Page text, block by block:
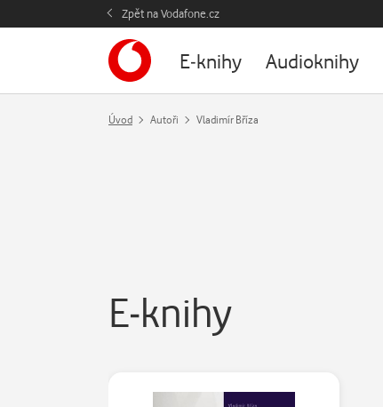
Zpět na Vodafone.cz
E-knihy Audioknihy
Úvod Autoři Vladimír Bříza
E-knihy